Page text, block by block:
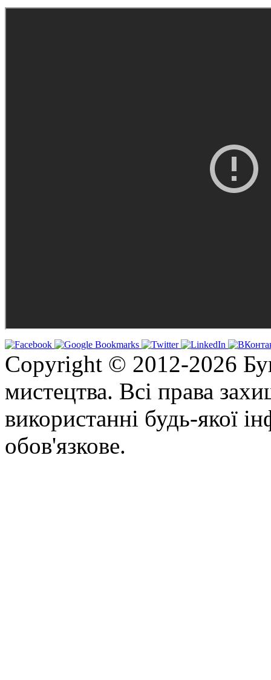
Copyright © 2012-2026
мистецтва. Всі права
використанні будь-якої
обов'язкове.